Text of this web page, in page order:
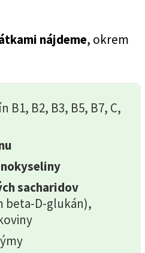
nájdeme, okrem
B1, B2, B3, B5, B7, C,
sacharidov
beta-D-glukán),